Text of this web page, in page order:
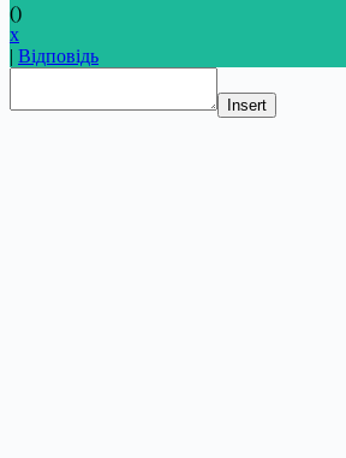
()
x
| Відповідь
Insert